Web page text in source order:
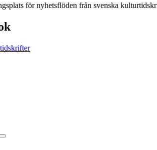
för nyhetsflöden från svenska
Search